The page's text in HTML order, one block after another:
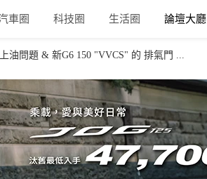
車圈 科技圈 生活圈 論壇大廳
油問題 & 新G6 150 "VVCS" 的 排氣門 ...